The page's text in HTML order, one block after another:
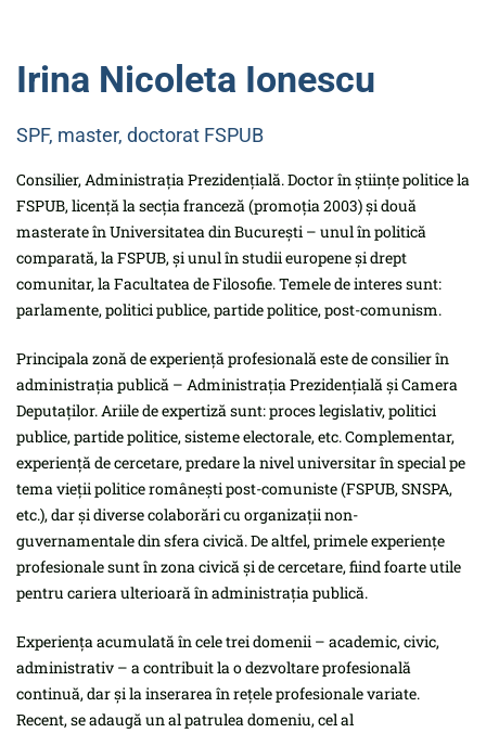
Irina Nicoleta Ionescu
SPF, master, doctorat FSPUB
Consilier, Administrația Prezidențială. Doctor în științe politice la
FSPUB, licență la secția franceză (promoția 2003) și două
masterate în Universitatea din București – unul în politică
comparată, la FSPUB, și unul în studii europene și drept
comunitar, la Facultatea de Filosofie. Temele de interes sunt:
parlamente, politici publice, partide politice, post-comunism.
Principala zonă de experiență profesională este de consilier în
administrația publică – Administrația Prezidențială și Camera
Deputaților. Ariile de expertiză sunt: proces legislativ, politici
publice, partide politice, sisteme electorale, etc. Complementar,
experiență de cercetare, predare la nivel universitar în special pe
tema vieții politice românești post-comuniste (FSPUB, SNSPA,
etc.), dar și diverse colaborări cu organizații non-
guvernamentale din sfera civică. De altfel, primele experiențe
profesionale sunt în zona civică și de cercetare, fiind foarte utile
pentru cariera ulterioară în administrația publică.
Experiența acumulată în cele trei domenii – academic, civic,
administrativ – a contribuit la o dezvoltare profesională
continuă, dar și la inserarea în rețele profesionale variate.
Recent, se adaugă un al patrulea domeniu, cel al